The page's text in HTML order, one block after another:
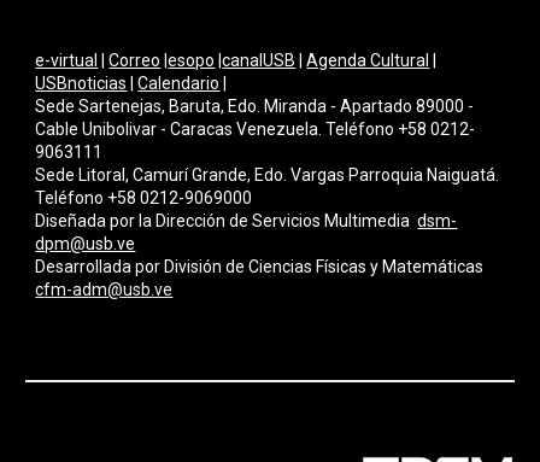
e-virtual |Correo |esopo |canalUSB |Agenda Cultural
USBnoticias |Calendario
Sede Sartenejas, Baruta, Edo. Miranda - Apartado 89000 -
Cable Unibolivar - Caracas Venezuela. Teléfono +58 0212-
9063111
Sede Litoral, Camurí Grande, Edo. Vargas Parroquia Naiguatá.
Teléfono +58 0212-9069000
Diseñada por la Dirección de Servicios Multimediadsm-
dpm@usb.ve
Desarrollada por División de Ciencias Físicas y Matemáticas
cfm-adm@usb.ve